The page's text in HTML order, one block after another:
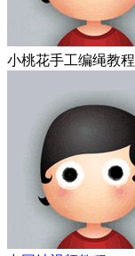
小桃花手工编绳教程